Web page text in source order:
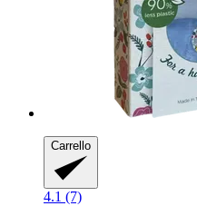
Carrello
4.1 (7)